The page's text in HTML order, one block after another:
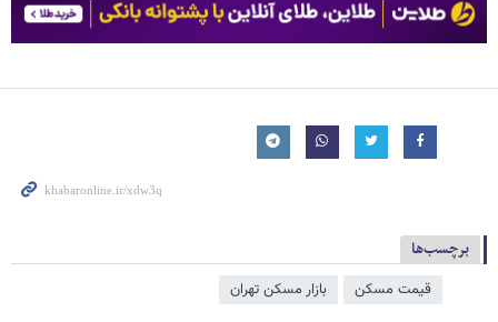
برچسب‌ها
قیمت مسکن بازار مسکن تهران